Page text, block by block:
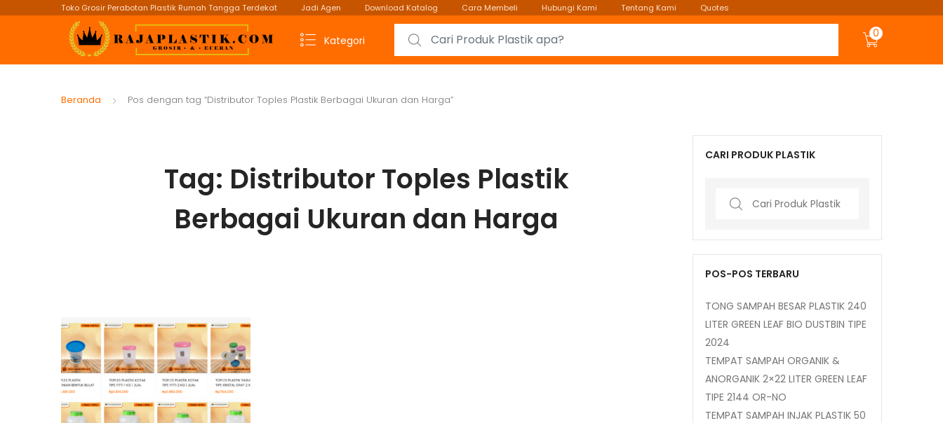
Toko Grosir Perabotan Plastik Rumah Tangga Terdekat Jadi Agen Download Katalog Cara Membeli Hubungi Kami Tentang Kami Quotes
Kategori
Search for: 0
Beranda Pos dengan tag “Distributor Toples Plastik Berbagai Ukuran dan Harga”
Tag: Distributor Toples Plastik
Berbagai Ukuran dan Harga
CARI PRODUK PLASTIK
Search
POS-POS TERBARU
TONG SAMPAH BESAR PLASTIK 240
LITER GREEN LEAF BIO DUSTBIN TIPE
2024
TEMPAT SAMPAH ORGANIK &
ANORGANIK 2×22 LITER GREEN LEAF
TIPE 2144 OR-NO
TEMPAT SAMPAH INJAK PLASTIK 50